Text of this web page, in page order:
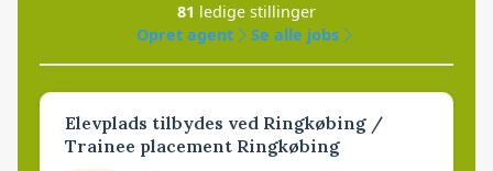
81 ledige stillinger
Opret agent
Se alle jobs
Elevplads tilbydes ved Ringkøbing /
Trainee placement Ringkøbing